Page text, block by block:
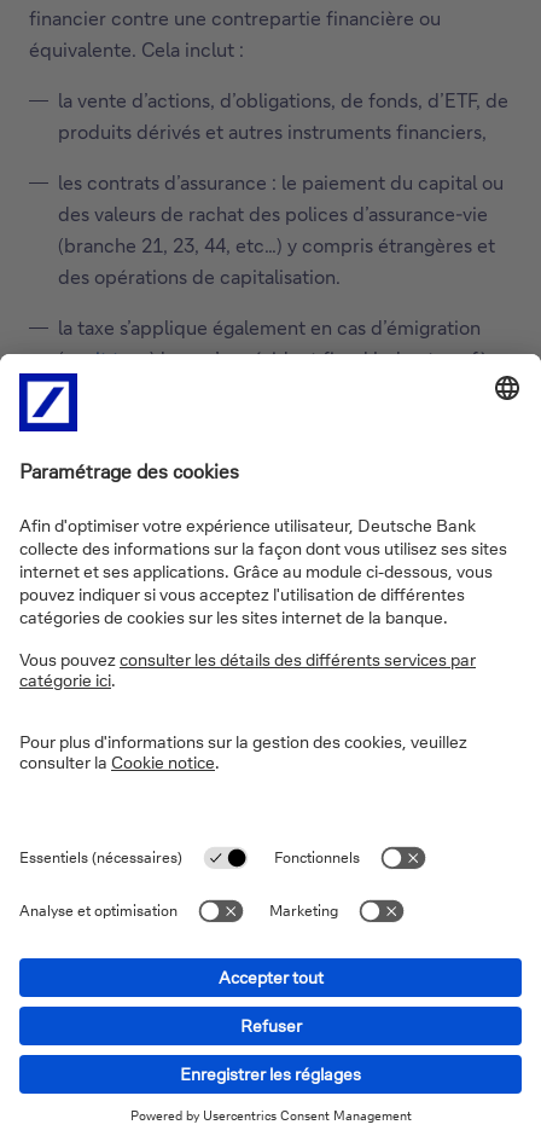
financier contre une contrepartie financière ou
équivalente. Cela inclut :
la vente d’actions, d’obligations, de fonds, d’ETF, de
produits dérivés et autres instruments financiers,
les contrats d’assurance : le paiement du capital ou
des valeurs de rachat des polices d’assurance-vie
(branche 21, 23, 44, etc…) y compris étrangères et
des opérations de capitalisation.
la taxe s’applique également en cas d’émigration
(«exit tax») lorsqu’un résident fiscal belge transfère
son domicile fiscal à l’étranger. Cette taxe frappe
les plus-values latentes non réalisées sur les actifs
d’étalement si le transfert a lieu vers un pays de
l’Union européenne ou un état ayant une
convention fiscale avec la Belgique (tout en
respectant certaines conditions spécifiques).
Cependant, toutes les opérations ne sont pas
considérées comme des cessions à titres onéreux.
imposition immédiate, bien que le prix d’achat
initial reste pris en compte pour le calcul des plus-
les transferts internes sans contrepartie — par
nom des mêmes titulaires — ne sont pas non plus
À noter que certaines exceptions et règles spécifiques
doivent encore être précisées par le gouvernement et
l’administration fiscale.